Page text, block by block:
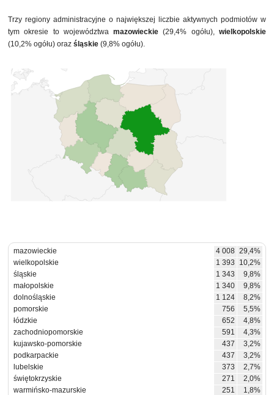
Trzy regiony administracyjne o największej liczbie aktywnych podmiotów w
tym okresie to województwamazowieckie (29,4% ogółu),wielkopolskie
(10,2% ogółu) oraz śląskie (9,8% ogółu).
mazowieckie 4 008 29,4%
wielkopolskie
1 393
10,2%
śląskie
1 343
9,8%
małopolskie
1 340
9,8%
dolnośląskie
1 124
8,2%
pomorskie
756
5,5%
łódzkie
652
4,8%
zachodniopomorskie
591
4,3%
kujawsko-pomorskie
437
3,2%
podkarpackie
437
3,2%
lubelskie
373
2,7%
świętokrzyskie
271
2,0%
warmińsko-mazurskie
251
1,8%